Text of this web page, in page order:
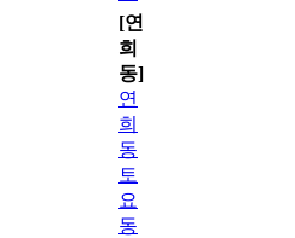
[연
희
동]
연
희
동
토
요
동